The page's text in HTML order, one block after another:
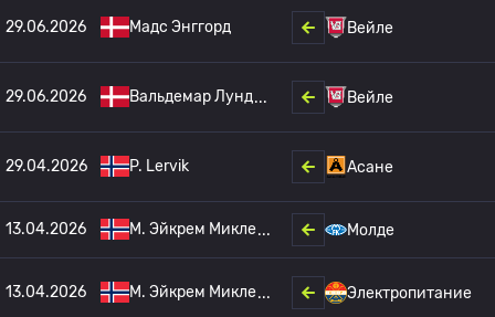
29.06.2026 Мадс Энггорд Вейле
29.06.2026 Вальдемар Лунд Вейле
29.04.2026 P. Lervik Асане
13.04.2026 M. Эйкрем Микле Молде
13.04.2026 M. Эйкрем Микле Электропитание